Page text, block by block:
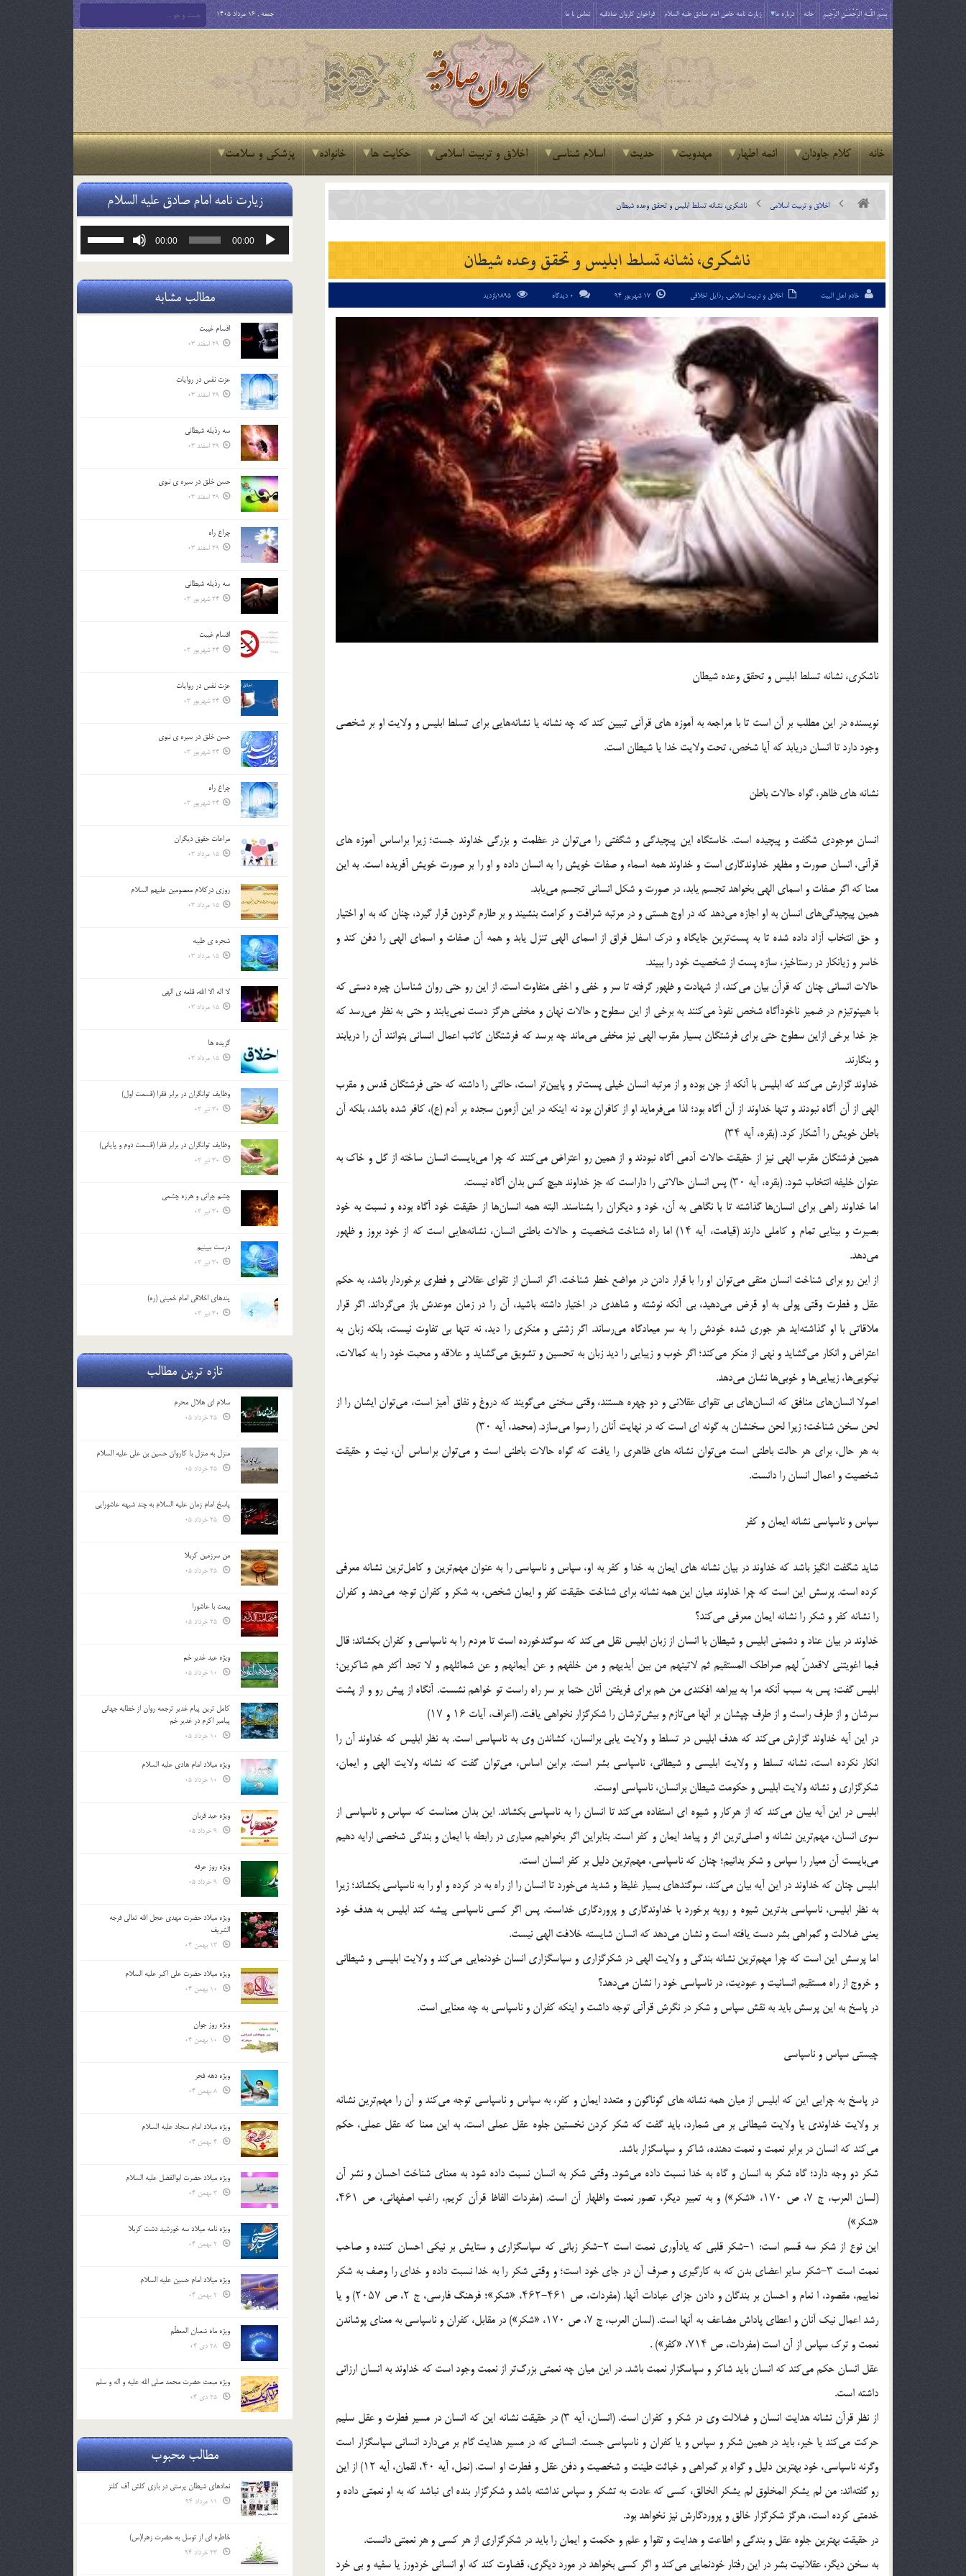
بِسْمِ اللَّـهِ الرَّحْمَـٰنِ الرَّحِيمِ خانه درباره ما زیارت نامه خاص امام صادق علیه السلام فراخوان کاروان صادقیه تماس با ما جمعه , 16 مرداد 1405
خانه کلام جاودان ائمه اطهار مهدویت حدیث اسلام شناسی اخلاق و تربیت اسلامی حکایت ها خانواده پزشکی و سلامت
اخلاق و تربیت اسلامی ناشکری، نشانه تسلط ابلیس و تحقق وعده شیطان
ناشکری، نشانه تسلط ابلیس و تحقق وعده شیطان
خادم اهل البیت اخلاق و تربیت اسلامی,رذایل اخلاقی 0 دیدگاه
ناشکری، نشانه تسلط ابلیس و تحقق وعده شیطان
نویسنده در این مطلب بر آن است تا با مراجعه به آموزه های قرآنی تبیین کند که چه نشانه یا نشانه‌هایی برای تسلط ابلیس و ولایت او بر شخصی
وجود دارد تا انسان دریابد که آیا شخص، تحت ولایت خدا یا شیطان است.
نشانه های ظاهر، گواه حالات باطن
انسان موجودی شگفت و پیچیده است. خاستگاه این پیچیدگی و شگفتی را می‌توان در عظمت و بزرگی خداوند جست؛ زیرا براساس آموزه های
قرآنی، انسان صورت و مظهر خداوندگاری است و خداوند همه اسماء و صفات خویش را به انسان داده و او را بر صورت خویش آفریده است. به این
معنا که اگر صفات و اسمای الهی بخواهد تجسم یابد، در صورت و شکل انسانی تجسم می‌یابد.
همین پیچیدگی‌های انسان به او اجازه می‌دهد که در اوج هستی و در مرتبه شرافت و کرامت بنشیند و بر طارم گردون قرار گیرد، چنان که به او اختیار
و حق انتخاب آزاد داده شده تا به پست‌ترین جایگاه و درک اسفل فراق از اسمای الهی تنزل یابد و همه آن صفات و اسمای الهی را دفن کند و
خاسر و زیانکار در رستاخیز، سازه پست از شخصیت خود را ببیند.
حالات انسانی چنان که قرآن بیان می‌کند، از شهادت و ظهور گرفته تا سر و خفی و اخفی متفاوت است. از این رو حتی روان شناسان چیره دستی که
با هیپنوتیزم در ضمیر ناخودآگاه شخص نفوذ می‌کنند به برخی از این سطوح و حالات نهان و مخفی هرگز دست نمی‌یابند و حتی به نظر می‌رسد که
جز خدا برخی ازاین سطوح حتی برای فرشتگان بسیار مقرب الهی نیز مخفی می‌ماند چه برسد که فرشتگان کاتب اعمال انسانی بتوانند آن را دریابند
و بنگارند.
خداوند گزارش می‌کند که ابلیس با آنکه از جن بوده و از مرتبه انسان خیلی پست‌تر و پایین‌تر است، حالتی را داشته که حتی فرشتگان قدس و مقرب
الهی از آن آگاه نبودند و تنها خداوند از آن آگاه بود؛ لذا می‌فرماید او از کافران بود نه اینکه در این آزمون سجده بر آدم (ع)، کافر شده باشد، بلکه آن
باطن خویش را آشکار کرد. (بقره، آیه ۳۴)
همین فرشتگان مقرب الهی نیز از حقیقت حالات آدمی آگاه نبودند و از همین رو اعتراض می‌کنند که چرا می‌بایست انسان ساخته از گل و خاک به
عنوان خلیفه انتخاب شود. (بقره، آیه ۳۰) پس انسان حالاتی را داراست که جز خداوند هیچ کس بدان آگاه نیست.
اما خداوند راهی برای انسان‌ها گذاشته تا با نگاهی به آن، خود و دیگران را بشناسند. البته همه انسان‌ها از حقیقت خود آگاه بوده و نسبت به خود
بصیرت و بینایی تمام و کاملی دارند (قیامت، آیه ۱۴) اما راه شناخت شخصیت و حالات باطنی انسان، نشانه‌هایی است که از خود بروز و ظهور
می‌دهد.
از این رو برای شناخت انسان متقی می‌توان او را با قرار دادن در مواضع خطر شناخت. اگر انسان از تقوای عقلانی و فطری برخوردار باشد، به حکم
عقل و فطرت وقتی پولی به او قرض می‌دهید، بی آنکه نوشته و شاهدی در اختیار داشته باشید، آن را در زمان موعدش باز می‌گرداند. اگر قرار
ملاقاتی با او گذاشته‌اید هر جوری شده خودش را به سر میعادگاه می‌رساند. اگر زشتی و منکری را دید، نه تنها بی تفاوت نیست، بلکه زبان به
اعتراض و انکار می‌گشاید و نهی از منکر می‌کند؛ اگر خوب و زیبایی را دید زبان به تحسین و تشویق می‌گشاید و علاقه و محبت خود را به کمالات،
نیکویی‌ها، زیبایی‌ها و خوبی‌ها نشان می‌دهد.
اصولا انسان‌های منافق که انسان‌های بی تقوای عقلانی و دو چهره هستند، وقتی سخنی می‌گویند که دروغ و نفاق آمیز است، می‌توان ایشان را از
لحن سخن شناخت؛ زیرا لحن سخنشان به گونه ای است که در نهایت آنان را رسوا می‌سازد. (محمد، آیه ۳۰)
به هر حال، برای هر حالت باطنی است می‌توان نشانه های ظاهری را یافت که گواه حالات باطنی است و می‌توان براساس آن، نیت و حقیقت
شخصیت و اعمال انسان را دانست.
سپاس و ناسپاسی نشانه ایمان و کفر
شاید شگفت انگیز باشد که خداوند در بیان نشانه های ایمان به خدا و کفر به او، سپاس و ناسپاسی را به عنوان مهم‌ترین و کامل‌ترین نشانه معرفی
کرده است. پرسش این است که چرا خداوند میان این همه نشانه برای شناخت حقیقت کفر و ایمان شخص، به شکر و کفران توجه می‌دهد و کفران
را نشانه کفر و شکر را نشانه ایمان معرفی می‌کند؟
خداوند در بیان عناد و دشمنی ابلیس و شیطان با انسان از زبان ابلیس نقل می‌کند که سوگندخورده است تا مردم را به ناسپاسی و کفران بکشاند: قال
فبما اغویتنی لاقعدنّ لهم صراطک المستقیم ثم لاتینهم من بین أیدیهم و من خلفهم و عن أیمانهم و عن شمائلهم و لا تجد أکثر هم شاکرین؛
ابلیس گفت: پس به سبب آنکه مرا به بیراهه افکندی من هم برای فریفتن آنان حتما بر سر راه راست تو خواهم نشست. آنگاه از پیش رو و از پشت
سرشان و از طرف راست و از طرف چپشان بر آنها می‌تازم و بیش‌ترشان را شکرگزار نخواهی یافت. (اعراف، آیات ۱۶ و ۱۷)
در این آیه خداوند گزارش می‌کند که هدف ابلیس در تسلط و ولایت یابی برانسان، کشاندن وی به ناسپاسی است. به نظر ابلیس که خداوند آن را
انکار نکرده است، نشانه تسلط و ولایت ابلیسی و شیطانی، ناسپاسی بشر است. براین اساس، می‌توان گفت که نشانه ولایت الهی و ایمان،
شکرگزاری و نشانه ولایت ابلیس و حکومت شیطان برانسان، ناسپاسی اوست.
ابلیس در این آیه بیان می‌کند که از هرکار و شیوه ای استفاده می‌کند تا انسان را به ناسپاسی بکشاند. این بدان معناست که سپاس و ناسپاسی از
سوی انسان، مهم‌ترین نشانه و اصلی‌ترین اثر و پیامد ایمان و کفر است. بنابراین اگر بخواهیم معیاری در رابطه با ایمان و بندگی شخصی ارایه دهیم
می‌بایست آن معیار را سپاس و شکر بدانیم؛ چنان که ناسپاسی، مهم‌ترین دلیل بر کفر انسان است.
ابلیس چنان که خداوند در این آیه بیان می‌کند، سوگندهای بسیار غلیظ و شدید می‌خورد تا انسان را از راه به در کرده و او را به ناسپاسی بکشاند؛ زیرا
به نظر ابلیس، ناسپاسی بدترین شیوه و رویه برخورد با خداوندگاری و پروردگاری خداست. پس اگر کسی ناسپاسی پیشه کند ابلیس به هدف خود
یعنی ضلالت و گمراهی بشر دست یافته است و نشان می‌دهد که انسان شایسته خلافت الهی نیست.
اما پرسش این است که چرا مهم‌ترین نشانه بندگی و ولایت الهی در شکرگزاری و سپاسگزاری انسان خودنمایی می‌کند و ولایت ابلیسی و شیطانی
و خروج از راه مستقیم انسانیت و عبودیت، در ناسپاسی خود را نشان می‌دهد؟
در پاسخ به این پرسش باید به نقش سپاس و شکر در نگرش قرآنی توجه داشت و اینکه کفران و ناسپاسی به چه معنایی است.
چیستی سپاس و ناسپاسی
در پاسخ به چرایی این که ابلیس از میان همه نشانه های گوناگون و متعدد ایمان و کفر، به سپاس و ناسپاسی توجه می‌کند و آن را مهم‌ترین نشانه
بر ولایت خداوندی یا ولایت شیطانی بر می شمارد، باید گفت که شکر کردن نخستین جلوه عقل عملی است. به این معنا که عقل عملی، حکم
می‌کند که انسان در برابر نعمت و نعمت دهنده، شاکر و سپاسگزار باشد.
شکر دو وجه دارد؛ گاه شکر به انسان و گاه به خدا نسبت داده می‌شود. وقتی شکر به انسان نسبت داده شود به معنای شناخت احسان و نشر آن
(لسان العرب، ج ۷، ص ۱۷۰، «شکر») و به تعبیر دیگر، تصور نعمت واظهار آن است. (مفردات الفاظ قرآن کریم، راغب اصفهانی، ص ۴۶۱،
«شکر»)
این نوع از شکر سه قسم است: ۱-شکر قلبی که یادآوری نعمت است ۲-شکر زبانی که سپاسگزاری و ستایش بر نیکی احسان کننده و صاحب
نعمت است ۳-شکر سایر اعضای بدن که به کارگیری و صرف آن در جای خود است؛ و وقتی شکر را به خدا نسبت داده و خدای را وصف به شکر
نماییم، مقصود، ا نعام و احسان بر بندگان و دادن جزای عبادات آنها. (مفردات، ص ۴۶۱-۴۶۲، «شکر»؛ فرهنگ فارسی، ج ۲، ص ۲۰۵۷) و یا
رشد اعمال نیک آنان و اعطای پاداش مضاعف به آنها است. (لسان العرب، ج ۷، ص ۱۷۰، «شکر») در مقابل، کفران و ناسپاسی به معنای پوشاندن
نعمت و ترک سپاس از آن است (مفردات، ص ۷۱۴، «کفر») .
عقل انسان حکم می‌کند که انسان باید شاکر و سپاسگزار نعمت باشد. در این میان چه نعمتی بزرگ‌تر از نعمت وجود است که خداوند به انسان ارزانی
داشته است.
از نظر قرآن نشانه هدایت انسان و ضلالت وی در شکر و کفران است. (انسان، آیه ۳) در حقیقت نشانه این که انسان در مسیر فطرت و عقل سلیم
حرکت می‌کند یا خیر، باید در همین شکر و سپاس و یا کفران و ناسپاسی جست. انسانی که در مسیر هدایت گام بر می‌دارد انسانی سپاسگزار است
وگرنه ناسپاسی، خود بهترین دلیل و گواه بر گمراهی و خباثت طینت و شخصیت و دفن عقل و فطرت او است. (نمل، آیه ۴۰، لقمان، آیه ۱۲) از این
رو گفته‌اند: من لم یشکر المخلوق لم یشکر الخالق، کسی که عادت به تشکر و سپاس نداشته باشد و شکرگزار بنده ای نباشد که به او نعمتی داده و
خدمتی کرده است، هرگز شکرگزار خالق و پروردگارش نیز نخواهد بود.
در حقیقت بهترین جلوه عقل و بندگی و اطاعت و هدایت و تقوا و علم و حکمت و ایمان را باید در شکرگزاری از هر کسی و هر نعمتی دانست.
به سخن دیگر، عقلانیت بشر در این رفتار خودنمایی می‌کند و اگر کسی بخواهد در مورد دیگری، قضاوت کند که او انسانی خردورز یا سفیه و بی خرد
زیارت نامه امام صادق علیه السلام
پخش‌کننده
00:00
00:00
یا
صدا
کلیدهای
مطالب مشابه
اقسام غيبت
29 اسفند 03
عزت نفس در روايات
29 اسفند 03
سه رذیله شیطانی
29 اسفند 03
حسن خلق در سيره ي نبوي
29 اسفند 03
چراغ راه
29 اسفند 03
سه رذیله شیطانی
24 شهریور 03
اقسام غيبت
24 شهریور 03
عزت نفس در روايات
24 شهریور 03
حسن خلق در سيره ي نبوي
24 شهریور 03
چراغ راه
24 شهریور 03
مراعات حقوق ديگران
15 مرداد 03
روزي دركلام معصومين عليهم السلام
15 مرداد 03
شجره ي طيبه
15 مرداد 03
لا اله الا الله، قلعه ي الهي
15 مرداد 03
گزيده ها
15 مرداد 03
وظایف توانگران در برابر فقرا (قسمت اول)
30 تیر 03
وظایف توانگران در برابر فقرا (قسمت دوم و پایانی)
30 تیر 03
چشم ‏چرانى و هرزه‏ چشمى
30 تیر 03
درست ببينيم
30 تیر 03
پندهاي اخلاقي امام خميني (ره)
30 تیر 03
تازه ترین مطالب
سلام ای هلال محرم
منزل به منزل با کاروان حسین بن علی علیه السلام
پاسخ امام زمان علیه السلام به چند شبهه عاشورایی
من سرزمین کربلا
بیعت با عاشورا
ویژه عید غدیر خم
کامل ترین پیام غدیر ترجمه روان از خطابه جهانی
پیامبر اکرم در غدیر خم
ویژه میلاد امام هادی علیه السلام
ویژه عید قربان
ویژه روز عرفه
ویژه میلاد حضرت مهدی عجل الله تعالی فرجه
الشريف
ویژه میلاد حضرت علی اکبر علیه السلام
ویژه روز جوان
ویژه دهه فجر
ویژه میلاد امام سجاد علیه السلام
ویژه میلاد حضرت ابوالفضل علیه السلام
ویژه نامه میلاد سه خورشید دشت کربلا
ویژه میلاد امام حسین علیه السلام
ویژه ماه شعبان المعظّم
ویژه مبعث حضرت محمد صلی الله علیه و اله و سلم
مطالب محبوب
نمادهای شیطان پرستی در بازی کلش آف کلنز
خاطره ای از توسل به حضرت زهرا(س)